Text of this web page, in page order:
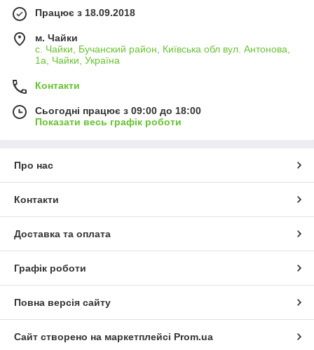
Працює з 18.09.2018
м. Чайки
с. Чайки, Бучанский район, Київська обл вул. Антонова,
1а, Чайки, Україна
Контакти
Сьогодні працює з 09:00 до 18:00
Показати весь графік роботи
Про нас
Контакти
Доставка та оплата
Графік роботи
Повна версія сайту
Сайт створено на маркетплейсі Prom.ua